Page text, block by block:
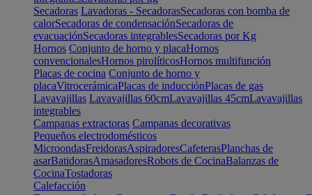
Secadoras Lavadoras - SecadorasSecadoras con bomba de
calorSecadoras de condensaciónSecadoras de
evacuaciónSecadoras integrablesSecadoras por Kg
Hornos Conjunto de horno y placaHornos
convencionalesHornos pirolíticosHornos multifunción
Placas de cocina Conjunto de horno y
placaVitrocerámicaPlacas de inducciónPlacas de gas
Lavavajillas Lavavajillas 60cmLavavajillas 45cmLavavajillas
integrables
Campanas extractoras Campanas decorativas
Pequeños electrodomésticos
MicroondasFreidorasAspiradoresCafeterasPlanchas de
asarBatidorasAmasadoresRobots de CocinaBalanzas de
CocinaTostadoras
Calefacción